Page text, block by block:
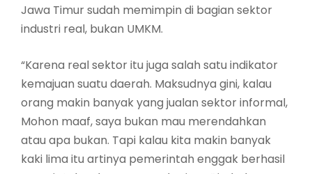
Jawa Timur sudah memimpin di bagian sektor
industri real, bukan UMKM.
“Karena real sektor itu juga salah satu indikator
kemajuan suatu daerah. Maksudnya gini, kalau
orang makin banyak yang jualan sektor informal,
Mohon maaf, saya bukan mau merendahkan
atau apa bukan. Tapi kalau kita makin banyak
kaki lima itu artinya pemerintah enggak berhasil